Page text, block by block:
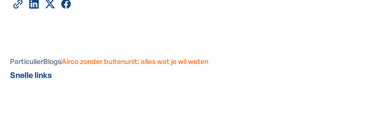
ParticulierBlogsAirco zonder buitenunit: alles wat je wil weten
Snelle links